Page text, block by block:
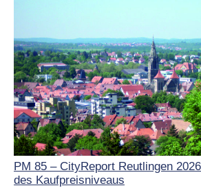
PM 85 – CityReport Reutlingen
des Kaufpreisniveaus